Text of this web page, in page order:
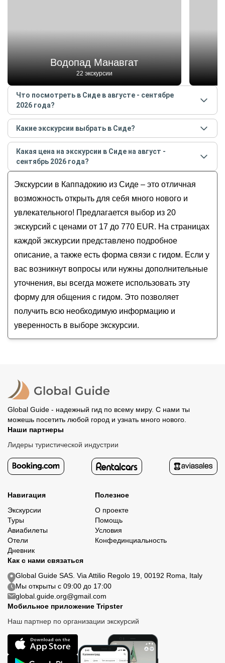
Водопад Манавгат
22 экскурсии
Что посмотреть в Сиде в августе - сентябре
2026 года?
Самые популярные местав Сидев августе -
сентябре 2026года:
Водопад Манавгат
Озеро Салда
Античный город
Храм Аполлона
Амфитеатр
Какие экскурсии выбрать в Сиде?
Самые популярные экскурсиив Сидев августе -
сентябре 2026года:
Из Сиде в Каппадокию — двухдневное
путешествие
Двухдневная поездка из Сиде в Каппадокию
Идеальный микс: рафтинг, зиплайн и сафари на
джипах, багги или квадроциклах
Рафтинг в каньоне Кёпрюлю из Сиде
Ваш идеальный день в Анталье
Какая цена на экскурсии в Сиде на август -
сентябрь 2026 года?
2026года от 17до 770 EUR
Экскурсии в Каппадокию из Сиде – это отличная
возможность открыть для себя много нового и
увлекательного! Предлагается выбор из 20
экскурсий с ценами от 17 до 770 EUR. На страницах
каждой экскурсии представлено подробное
описание, а также есть форма связи с гидом. Если у
вас возникнут вопросы или нужны дополнительные
уточнения, вы всегда можете использовать эту
форму для общения с гидом. Это позволяет
получить всю необходимую информацию и
уверенность в выборе экскурсии.
Global Guide - надежный гид по всему миру. С нами ты
можешь посетить любой город и узнать много нового.
Наши партнеры
Лидеры туристической индустрии
Навигация
Экскурсии
Туры
Авиабилеты
Отели
Дневник
Полезное
О проекте
Помощь
Условия
Конфединциальность
Как с нами связаться
Global Guide SAS. Via Attilio Regolo 19, 00192 Roma, Italy
Мы открыты с 09:00 до 17:00
global.guide.org@gmail.com
Мобильное приложение Tripster
Наш партнер по организации экскурсий